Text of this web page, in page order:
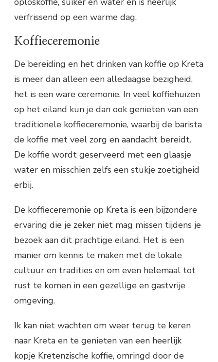
verfrissend op een warme dag.
Koffieceremonie
De bereiding en het drinken van koffie op Kreta
is meer dan alleen een alledaagse bezigheid,
het is een ware ceremonie. In veel koffiehuizen
op het eiland kun je dan ook genieten van een
traditionele koffieceremonie, waarbij de barista
de koffie met veel zorg en aandacht bereidt.
De koffie wordt geserveerd met een glaasje
water en misschien zelfs een stukje zoetigheid
erbij.
De koffieceremonie op Kreta is een bijzondere
ervaring die je zeker niet mag missen tijdens je
bezoek aan dit prachtige eiland. Het is een
manier om kennis te maken met de lokale
cultuur en tradities en om even helemaal tot
rust te komen in een gezellige en gastvrije
omgeving.
Ik kan niet wachten om weer terug te keren
naar Kreta en te genieten van een heerlijk
kopje Kretenzische koffie, omringd door de